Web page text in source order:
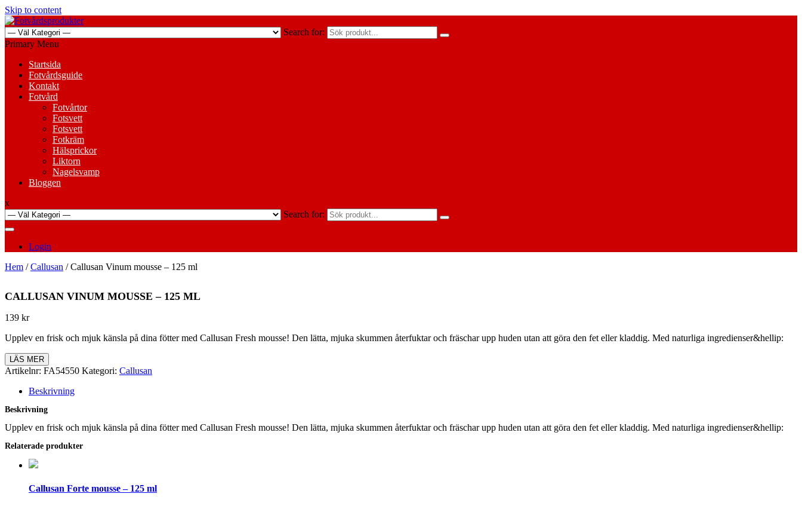
Skip to content
Search for:
Primary Menu
Startsida
Fotvårdsguide
Kontakt
Fotvård
Fotvårtor
Fotsvett
Fotsvett
Fotkräm
Hälsprickor
Liktorn
Nagelsvamp
Bloggen
x
Search for:
Login
Hem /Callusan / Callusan Vinum mousse – 125 ml
CALLUSAN VINUM MOUSSE – 125 ML
139 kr
Upplev en frisk och mjuk känsla på dina fötter med Callusan Fresh mousse! Den lätta, mjuka skummen återfuktar och fräschar upp huden utan att göra den fet eller kladdig. Med naturliga ingredienser&hellip:
LÄS MER
Artikelnr: FA54550 Kategori: Callusan
Beskrivning
Beskrivning
Upplev en frisk och mjuk känsla på dina fötter med Callusan Fresh mousse! Den lätta, mjuka skummen återfuktar och fräschar upp huden utan att göra den fet eller kladdig. Med naturliga ingredienser&hellip:
Relaterade produkter
Callusan Forte mousse – 125 ml